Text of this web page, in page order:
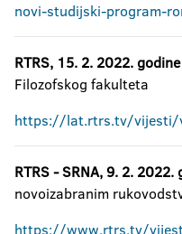
novi-studijski-program-
RTRS, 15. 2. 2022.
Filozofskog fakulteta
https://lat.rtrs.tv/vijesti/
RTRS - SRNA, 9. 2. 2022.
novoizabranim
https://www.rtrs.tv/